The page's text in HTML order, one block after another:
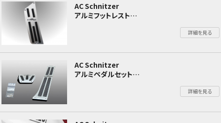
AC Schnitzer
アルミフットレスト
詳細を見る
AC Schnitzer
アルミペダルセット
詳細を見る